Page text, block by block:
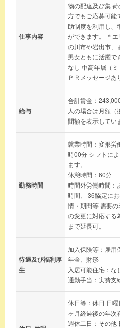
仕事内容
物の配達及び集
方でもご応募可能
助制度を利用し、
ができます。 ＊
の川市や岩出市、
男女ともに活躍で
なし 中高年層（
ＰＲメッセージあ
給与
合計賃金：
人の場合は月額
間額を表示してい
勤務時間
就業時間：変形労
時00分 シフトに
ます。
休憩時間：60分
時間外労働時間：
時間、 36協定に
情・期間等 需要
の変更に対応する
まで延長可。
待遇及び福利厚
生
加入保険等：雇用
年金、財形
入居可能住宅：な
通勤手当：実費支
休日等：休日 日
ヶ月経過後の年次
週休二日：その他